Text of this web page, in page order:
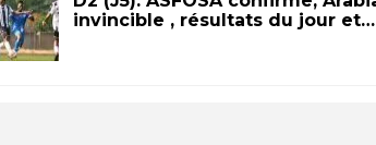
invincible , résultats du jour et…